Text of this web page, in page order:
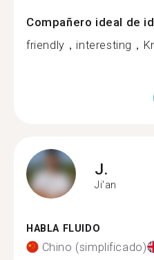
Compañero ideal de
friendly，interesting，
J.
Ji'an
HABLA FLUIDO
Chino (simplificado)